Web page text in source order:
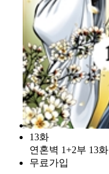
13화
연혼벽 1+2부 13화
무료가입